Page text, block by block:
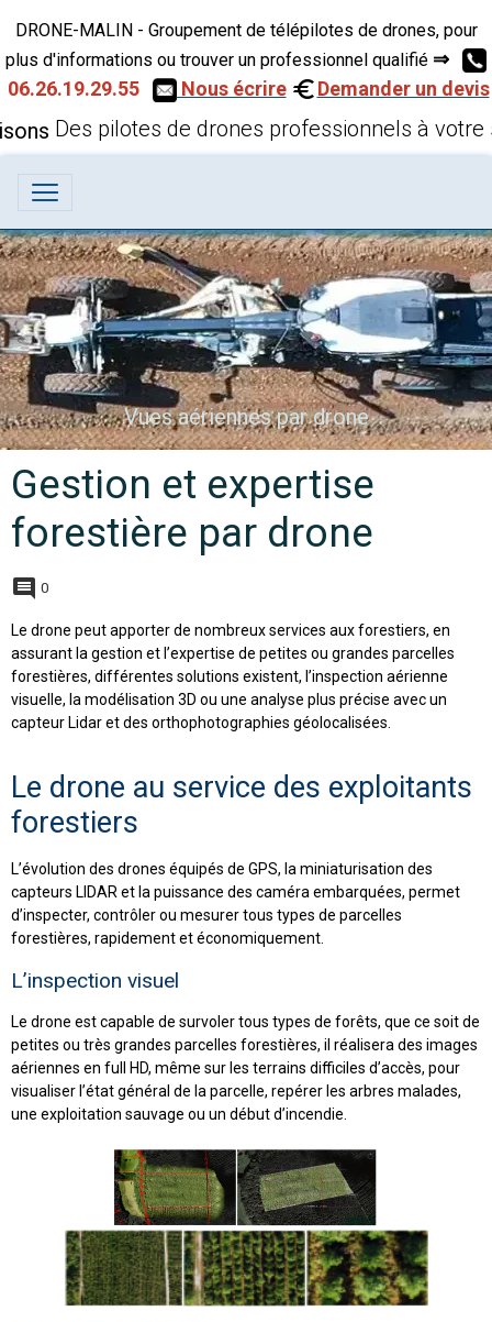
DRONE-MALIN - Groupement de télépilotes de drones, pour
plus d'informations ou trouver un professionnel qualifié ⇒
06.26.19.29.55
Nous écrire Demander un devis
Des pilotes de drones professionnels à votre
Vues aériennes par drone
Gestion et expertise
forestière par drone
0
Le drone peut apporter de nombreux services aux forestiers, en
assurant la gestion et l’expertise de petites ou grandes parcelles
forestières, différentes solutions existent, l’inspection aérienne
visuelle, la modélisation 3D ou une analyse plus précise avec un
capteur Lidar et des orthophotographies géolocalisées.
Le drone au service des exploitants
forestiers
L’évolution des drones équipés de GPS, la miniaturisation des
capteurs LIDAR et la puissance des caméra embarquées, permet
d’inspecter, contrôler ou mesurer tous types de parcelles
forestières, rapidement et économiquement.
L’inspection visuel
Le drone est capable de survoler tous types de forêts, que ce soit de
petites ou très grandes parcelles forestières, il réalisera des images
aériennes en full HD, même sur les terrains difficiles d’accès, pour
visualiser l’état général de la parcelle, repérer les arbres malades,
une exploitation sauvage ou un début d’incendie.